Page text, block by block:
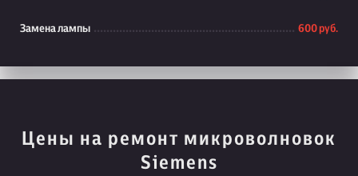
Замена лампы 600 руб.
Цены на ремонт микроволновок
Siemens